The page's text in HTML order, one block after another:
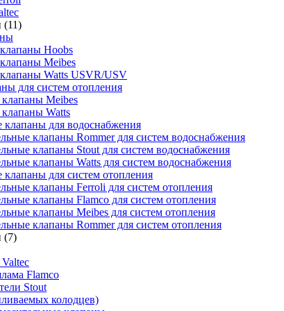
(11)
Hoobs
Meibes
Watts USVR/USV
для систем отопления
Meibes
Watts
клапаны для водоснабжения
клапаны Rommer для систем водоснабжения
клапаны Stout для систем водоснабжения
клапаны Watts для систем водоснабжения
для систем отопления
клапаны Ferroli для систем отопления
клапаны Flamco для систем отопления
клапаны Meibes для систем отопления
клапаны Rommer для систем отопления
(7)
Flamco
Stout
колодцев)